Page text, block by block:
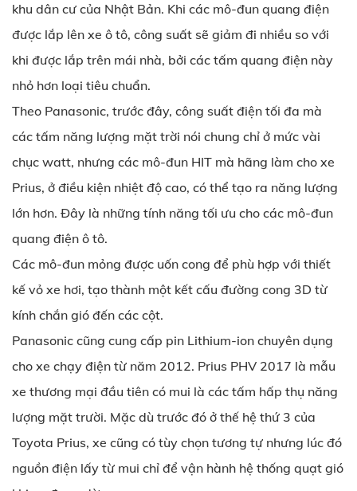
khu dân cư của Nhật Bản. Khi các mô-đun quang điện
được lắp lên xe ô tô, công suất sẽ giảm đi nhiều so với
khi được lắp trên mái nhà, bởi các tấm quang điện này
nhỏ hơn loại tiêu chuẩn.
Theo Panasonic, trước đây, công suất điện tối đa mà
các tấm năng lượng mặt trời nói chung chỉ ở mức vài
chục watt, nhưng các mô-đun HIT mà hãng làm cho xe
Prius, ở điều kiện nhiệt độ cao, có thể tạo ra năng lượng
lớn hơn. Đây là những tính năng tối ưu cho các mô-đun
quang điện ô tô.
Các mô-đun mỏng được uốn cong để phù hợp với thiết
kế vỏ xe hơi, tạo thành một kết cấu đường cong 3D từ
kính chắn gió đến các cột.
Panasonic cũng cung cấp pin Lithium-ion chuyên dụng
cho xe chạy điện từ năm 2012. Prius PHV 2017 là mẫu
xe thương mại đầu tiên có mui là các tấm hấp thụ năng
lượng mặt trười. Mặc dù trước đó ở thế hệ thứ 3 của
Toyota Prius, xe cũng có tùy chọn tương tự nhưng lúc đó
nguồn điện lấy từ mui chỉ để vận hành hệ thống quạt gió